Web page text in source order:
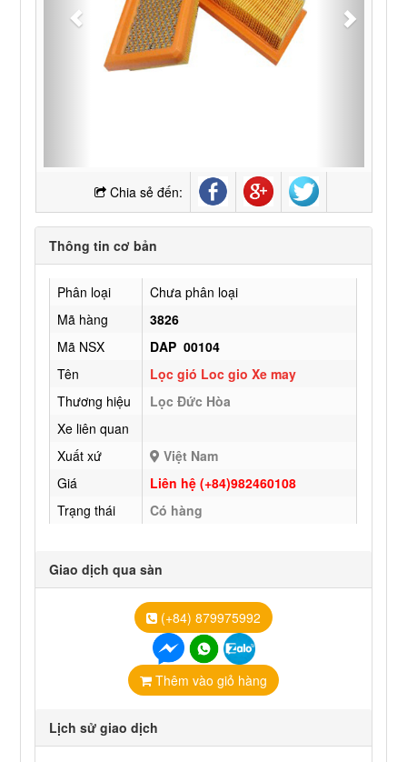
Chia sẻ đến:
Thông tin cơ bản
Phân loại
Chưa phân loại
Mã hàng
3826
Mã NSX
DAP 00104
Tên
Lọc gió Loc gio Xe may
Thương hiệu
Lọc Đức Hòa
Xe liên quan
Xuất xứ
Việt Nam
Giá
Liên hệ (+84)982460108
Trạng thái
Có hàng
Giao dịch qua sàn
(+84) 879975992
Thêm vào giỏ hàng
Lịch sử giao dịch